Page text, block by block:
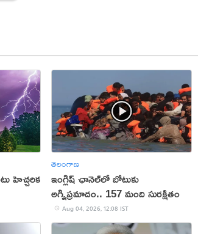
హెచ్చరిక
తెలంగాణ
ఇంగ్లిష్ ఛానెల్‌లో బోటుకు
అగ్నిప్రమాదం.. 157 మంది సురక్షితం
Aug 04, 2026, 12:08 IST